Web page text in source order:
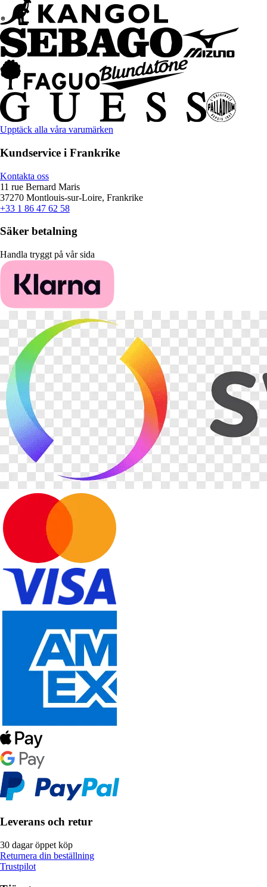
Upptäck alla våra varumärken
Kundservice i Frankrike
Kontakta oss
11 rue Bernard Maris
37270 Montlouis-sur-Loire, Frankrike
+33 1 86 47 62 58
Säker betalning
Handla tryggt på vår sida
Leverans och retur
30 dagar öppet köp
Returnera din beställning
Trustpilot